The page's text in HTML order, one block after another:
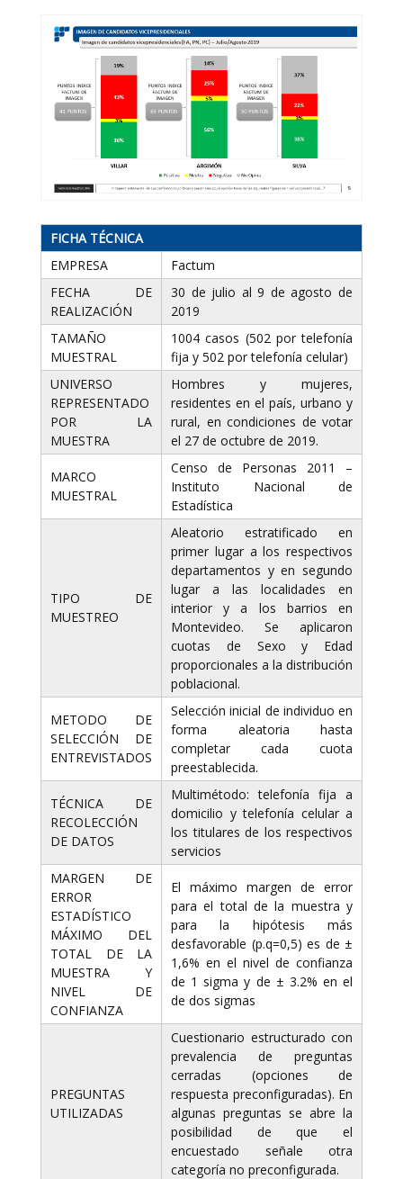
FICHA TÉCNICA
EMPRESA
Factum
FECHA DE
REALIZACIÓN
30 de julio al 9 de agosto de
2019
TAMAÑO
MUESTRAL
1004 casos (502 por telefonía
fija y 502 por telefonía celular)
UNIVERSO
REPRESENTADO
POR LA
MUESTRA
Hombres y mujeres,
residentes en el país, urbano y
rural, en condiciones de votar
el 27 de octubre de 2019.
MARCO
MUESTRAL
Censo de Personas 2011 –
Instituto Nacional de
Estadística
TIPO DE
MUESTREO
Aleatorio estratificado en
primer lugar a los respectivos
departamentos y en segundo
lugar a las localidades en
interior y a los barrios en
Montevideo. Se aplicaron
cuotas de Sexo y Edad
proporcionales a la distribución
poblacional.
METODO DE
SELECCIÓN DE
ENTREVISTADOS
Selección inicial de individuo en
forma aleatoria hasta
completar cada cuota
preestablecida.
TÉCNICA DE
RECOLECCIÓN
DE DATOS
Multimétodo: telefonía fija a
domicilio y telefonía celular a
los titulares de los respectivos
servicios
MARGEN DE
ERROR
ESTADÍSTICO
MÁXIMO DEL
TOTAL DE LA
MUESTRA Y
NIVEL DE
CONFIANZA
El máximo margen de error
para el total de la muestra y
para la hipótesis más
desfavorable (p.q=0,5) es de ±
1,6% en el nivel de confianza
de 1 sigma y de ± 3.2% en el
de dos sigmas
PREGUNTAS
UTILIZADAS
Cuestionario estructurado con
prevalencia de preguntas
cerradas (opciones de
respuesta preconfiguradas). En
algunas preguntas se abre la
posibilidad de que el
encuestado señale otra
categoría no preconfigurada.